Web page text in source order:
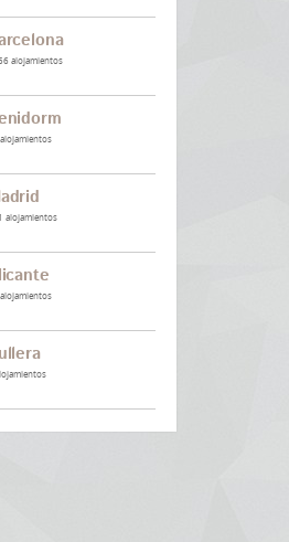
alojamientos
alojamientos